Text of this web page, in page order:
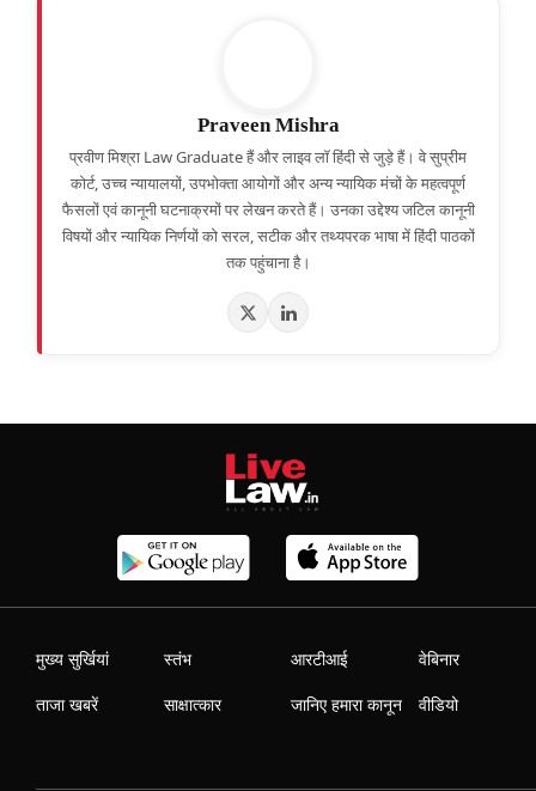
Praveen Mishra
प्रवीण मिश्रा Law Graduate हैं और लाइव लॉ हिंदी से जुड़े हैं। वे सुप्रीम
कोर्ट, उच्च न्यायालयों, उपभोक्ता आयोगों और अन्य न्यायिक मंचों के महत्वपूर्ण
फैसलों एवं कानूनी घटनाक्रमों पर लेखन करते हैं। उनका उद्देश्य जटिल कानूनी
विषयों और न्यायिक निर्णयों को सरल, सटीक और तथ्यपरक भाषा में हिंदी पाठकों
तक पहुंचाना है।
मुख्य सुर्खियां
ताजा खबरें
स्तंभ
साक्षात्कार
आरटीआई
जानिए हमारा कानून
वेबिनार
वीडियो